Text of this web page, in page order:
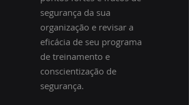
segurança da sua
organização e revisar a
eficácia de seu programa
de treinamento e
conscientização de
segurança.